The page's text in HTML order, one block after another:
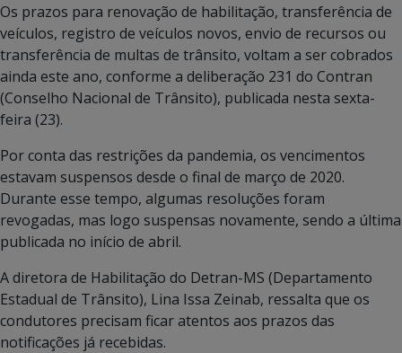
Os prazos para renovação de habilitação, transferência de
veículos, registro de veículos novos, envio de recursos ou
transferência de multas de trânsito, voltam a ser cobrados
ainda este ano, conforme a deliberação 231 do Contran
(Conselho Nacional de Trânsito), publicada nesta sexta-
feira (23).
Por conta das restrições da pandemia, os vencimentos
estavam suspensos desde o final de março de 2020.
Durante esse tempo, algumas resoluções foram
revogadas, mas logo suspensas novamente, sendo a última
publicada no início de abril.
A diretora de Habilitação do Detran-MS (Departamento
Estadual de Trânsito), Lina Issa Zeinab, ressalta que os
condutores precisam ficar atentos aos prazos das
notificações já recebidas.